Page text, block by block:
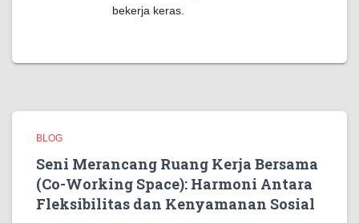
bekerja keras.
BLOG
Seni Merancang Ruang Kerja Bersama
(Co-Working Space): Harmoni Antara
Fleksibilitas dan Kenyamanan Sosial